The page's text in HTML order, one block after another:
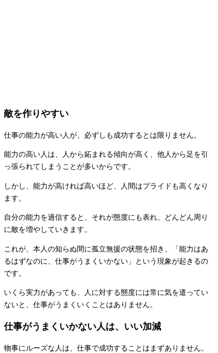
敵を作りやすい
仕事の能力が高い人が、必ずしも成功するとは限りません。
能力の高い人は、人から妬まれる傾向が高く、他人から足を引
っ張られてしまうことが多いからです。
しかし、能力が高ければ高いほど、人間はプライドも高くなり
ます。
自分の能力を過信すると、それが態度にも表れ、どんどん周り
に敵を増やしていきます。
これが、本人の知らぬ間に孤立無援の状態を招き、「能力はあ
るはずなのに、仕事がうまくいかない」という現象が起きるの
です。
いくら実力があっても、人に対する態度には常に気を遣ってい
ないと、仕事がうまくいくことはありません。
仕事がうまくいかない人は、いい加減
物事にルーズな人は、仕事で成功することはまずありません。